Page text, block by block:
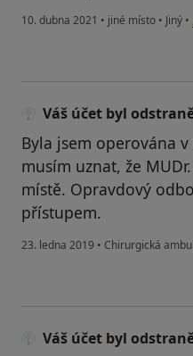
10. dubna 2021 • jiné místo • Jiný •
Váš účet byl
Byla jsem operována
musím uznat, že
místě. Opravdový
přístupem.
23. ledna 2019 • Chirurgická
Váš účet byl